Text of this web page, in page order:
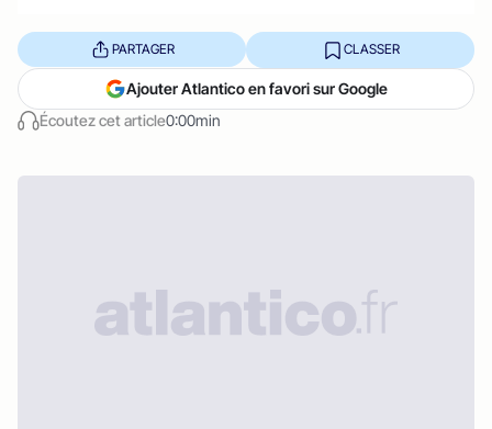
Écoutez cet article0:00min
PARTAGER CLASSER
Ajouter Atlantico en favori sur Google